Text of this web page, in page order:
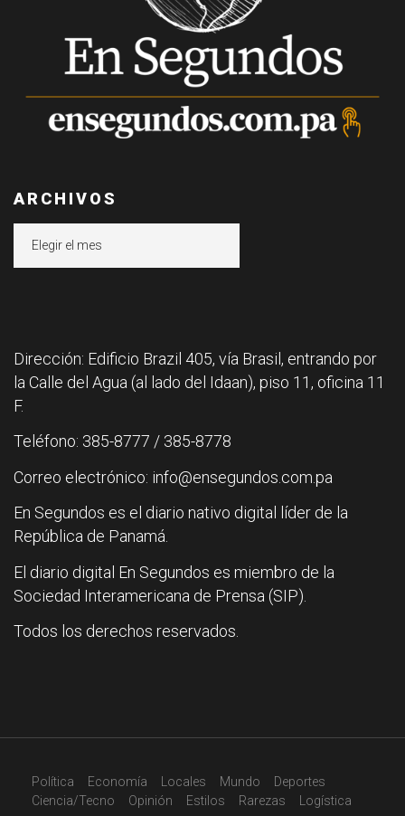
ARCHIVOS
Dirección: Edificio Brazil 405, vía Brasil, entrando por
la Calle del Agua (al lado del Idaan), piso 11, oficina 11
F.
Teléfono: 385-8777 / 385-8778
Correo electrónico: info@ensegundos.com.pa
En Segundos es el diario nativo digital líder de la
República de Panamá.
El diario digital En Segundos es miembro de la
Sociedad Interamericana de Prensa (SIP).
Todos los derechos reservados.
Política Economía Locales Mundo
Deportes
Ciencia/Tecno
Opinión Estilos Rarezas Logística